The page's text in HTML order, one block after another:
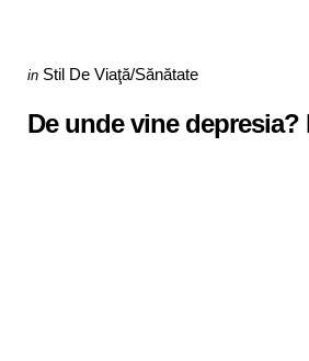
Categories
Posted
in Stil De Viaţă/Sănătate
De unde vine depresia?